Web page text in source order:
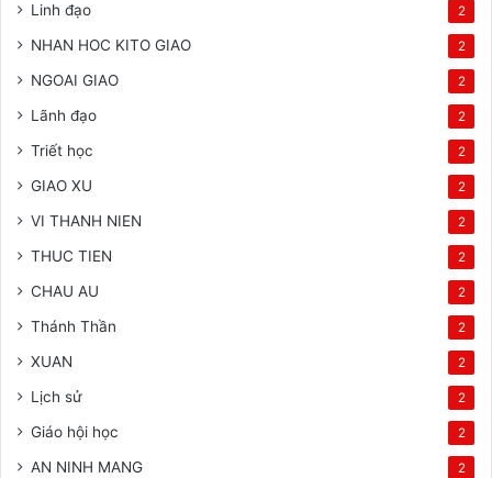
Linh đạo 2
NHAN HOC KITO GIAO 2
NGOAI GIAO 2
Lãnh đạo 2
Triết học 2
GIAO XU 2
VI THANH NIEN 2
THUC TIEN 2
CHAU AU 2
Thánh Thần 2
XUAN 2
Lịch sử 2
Giáo hội học 2
AN NINH MANG 2